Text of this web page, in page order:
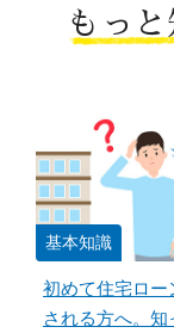
もっ
基本知識
初めて住宅ロー
される方へ。知